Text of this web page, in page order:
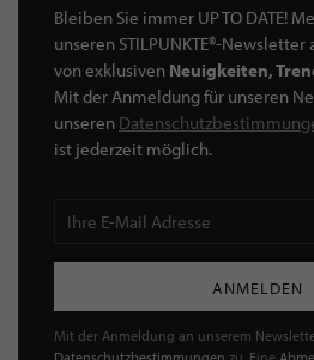
Bleiben Sie immer UP TO DATE!
unseren STILPUNKTE®-
von exklusiven Neuigkeiten,
Mit der Anmeldung für unseren
unseren
ist jederzeit möglich.
ANMELDEN
Mit der Anmeldung an unserem